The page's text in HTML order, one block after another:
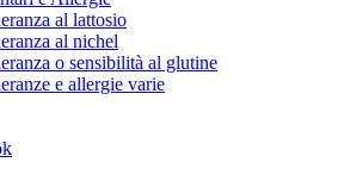
al lattosio
al nichel
o sensibilità al glutine
e allergie varie